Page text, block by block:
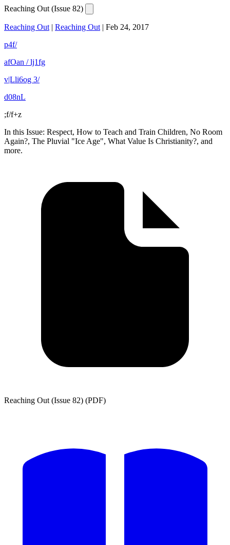
Reaching Out (Issue 82)
Reaching Out | Reaching Out | Feb 24, 2017
p4f/
afOan / lj1fg
v|Lli6og 3/
d08nL
;f/f+z
In this Issue: Respect, How to Teach and Train Children, No Room
Again?, The Pluvial "Ice Age", What Value Is Christianity?, and
more.
Reaching Out (Issue 82) (PDF)